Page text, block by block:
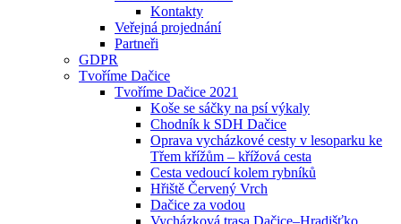
Kontakty
Veřejná projednání
Partneři
GDPR
Tvoříme Dačice
Tvoříme Dačice 2021
Koše se sáčky na psí výkaly
Chodník k SDH Dačice
Oprava vycházkové cesty v lesoparku ke
Třem křížům – křížová cesta
Cesta vedoucí kolem rybníků
Hřiště Červený Vrch
Dačice za vodou
Vycházková trasa Dačice–Hradišťko